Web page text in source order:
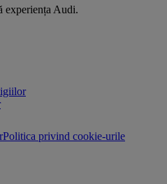
experiența Audi.
Politica privind cookie-urile